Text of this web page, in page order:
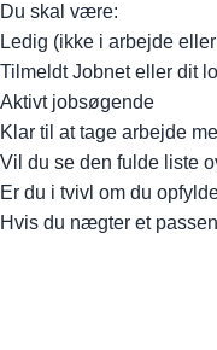
Du skal være:
Ledig (ikke i arbejde
Tilmeldt Jobnet eller dit
Aktivt jobsøgende
Klar til at tage arbejde
Vil du se den fulde liste
Er du i tvivl om du
Hvis du nægter et